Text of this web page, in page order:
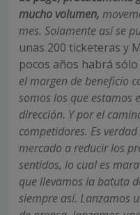
mucho volumen,
mes. Solamente así se
unas 200 ticketeras y
pocos años habrá
el margen de beneficio
somos los que estamos
dirección. Y por el
competidores. Es
mercado a reducir los
sentidos, lo cual es
que llevamos la batuta
siempre así. Lanzamos